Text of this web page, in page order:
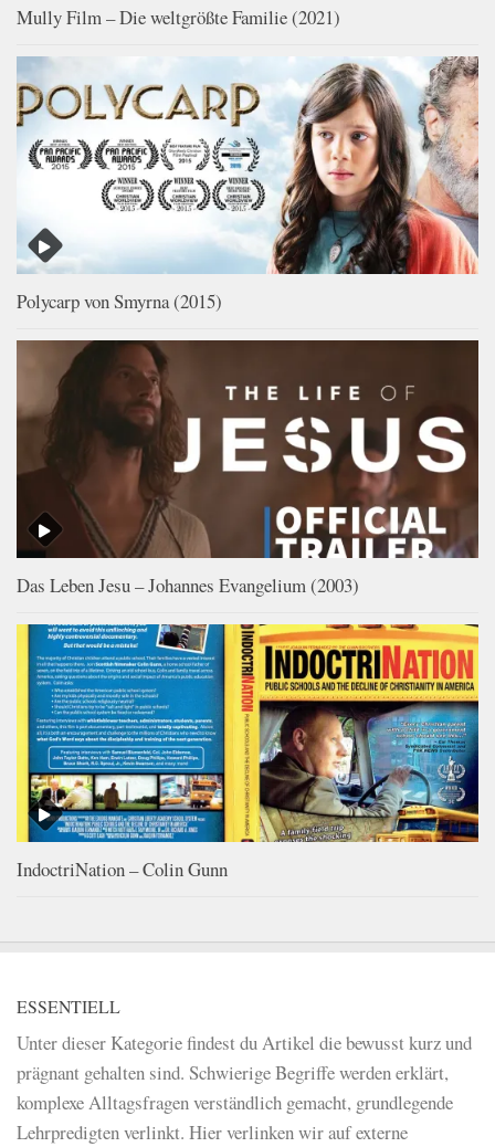
Mully Film – Die weltgrößte Familie (2021)
Polycarp von Smyrna (2015)
Das Leben Jesu – Johannes Evangelium (2003)
IndoctriNation – Colin Gunn
ESSENTIELL
Unter dieser Kategorie findest du Artikel die bewusst kurz und
prägnant gehalten sind. Schwierige Begriffe werden erklärt,
komplexe Alltagsfragen verständlich gemacht, grundlegende
Lehrpredigten verlinkt. Hier verlinken wir auf externe